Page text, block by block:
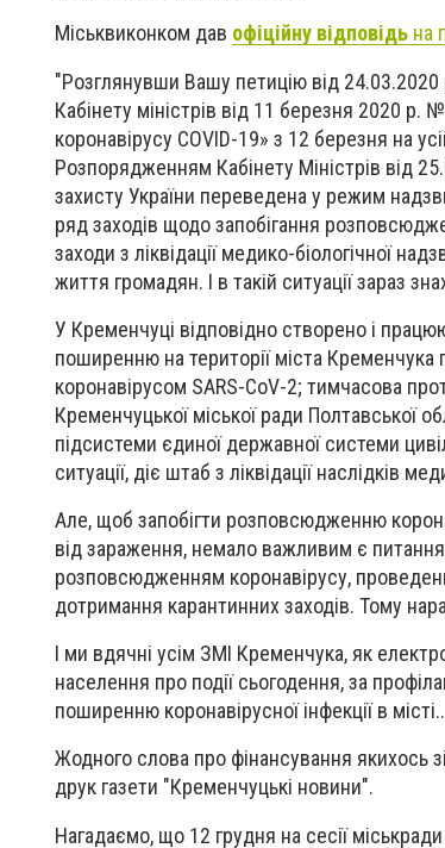
Міськвиконком дав офіційну відповідь на
"Розглянувши Вашу петицію від
Кабінету міністрів від 11 березня 2020 р.
коронавірусу COVID-19» з 12 березня на
Розпорядженням Кабінету Міністрів від
захисту України переведена у режим
ряд заходів щодо запобігання
заходи з ліквідації медико-біологічної
життя громадян. І в такій ситуації зараз
У Кременчуці відповідно створено і
поширенню на території міста Кременчука
коронавірусом SARS-CoV-2; тимчасова
Кременчуцької міської ради Полтавської
підсистеми єдиної державної системи
ситуації, діє штаб з ліквідації наслідків
Але, щоб запобігти розповсюдженню
від зараження, немало важливим є
розповсюдженням коронавірусу,
дотримання карантинних заходів. Тому
І ми вдячні усім ЗМІ Кременчука, як
населення про події сьогодення, за
поширенню коронавірусної інфекції в
Жодного слова про фінансування якихось
друк газети "Кременчуцькі новини".
Нагадаємо, що 12 грудня на сесії